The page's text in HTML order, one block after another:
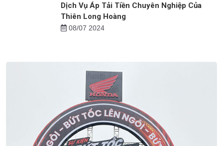
Dịch Vụ Bảo Vệ Bệnh Viện Tại Thanh Hóa
16/07 2024
Dịch Vụ Áp Tải Tiền Chuyên Nghiệp Của
Thiên Long Hoàng
08/07 2024